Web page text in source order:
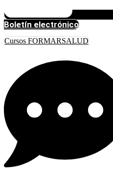
Boletín electrónico
Cursos FORMARSALUD